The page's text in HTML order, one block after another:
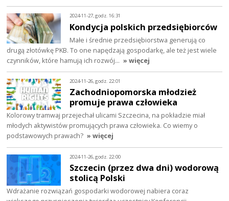
2024-11-27, godz. 16:31
Kondycja polskich przedsiębiorców
Małe i średnie przedsiębiorstwa generują co
drugą złotówkę PKB. To one napędzają gospodarkę, ale też jest wiele
czynników, które hamują ich rozwój… » więcej
2024-11-26, godz. 22:01
Zachodniopomorska młodzież
promuje prawa człowieka
Kolorowy tramwaj przejechał ulicami Szczecina, na pokładzie miał
młodych aktywistów promujących prawa człowieka. Co wiemy o
podstawowych prawach? » więcej
2024-11-26, godz. 22:00
Szczecin (przez dwa dni) wodorową
stolicą Polski
Wdrażanie rozwiązań gospodarki wodorowej nabiera coraz